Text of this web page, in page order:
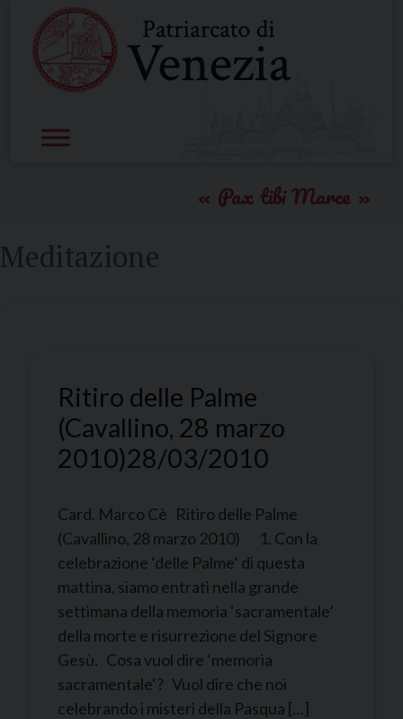
content
Pax tibi Marce
Meditazione
Ritiro delle Palme
(Cavallino, 28 marzo
2010)28/03/2010
Card. Marco Cè Ritiro delle Palme
(Cavallino, 28 marzo 2010) 1. Con la
celebrazione ‘delle Palme’ di questa
mattina, siamo entrati nella grande
settimana della memoria ‘sacramentale’
della morte e risurrezione del Signore
Gesù. Cosa vuol dire ‘memoria
sacramentale‘? Vuol dire che noi
celebrando i misteri della Pasqua […]